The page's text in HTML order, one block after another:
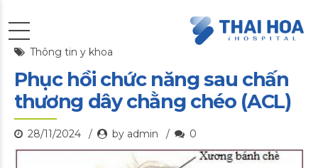
Thông tin y khoa
Phục hồi chức năng sau chấn
thương dây chằng chéo (ACL)
28/11/2024 by admin 0